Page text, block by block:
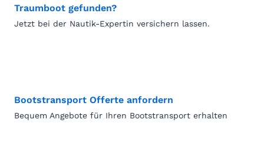
Traumboot gefunden?
Jetzt bei der Nautik-Expertin versichern lassen.
Bootstransport Offerte anfordern
Bequem Angebote für Ihren Bootstransport erhalten